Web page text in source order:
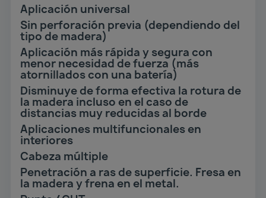
Aplicación universal
Sin perforación previa (dependiendo del
tipo de madera)
Aplicación más rápida y segura con
menor necesidad de fuerza (más
atornillados con una batería)
Disminuye de forma efectiva la rotura de
la madera incluso en el caso de
distancias muy reducidas al borde
Aplicaciones multifuncionales en
interiores
Cabeza múltiple
Penetración a ras de superficie. Fresa en
la madera y frena en el metal.